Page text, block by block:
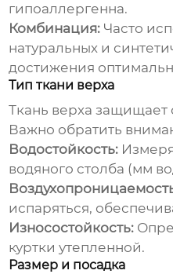
гипоаллергенна.
Комбинация: Часто
натуральных и
достижения
Тип ткани верха
Ткань верха защищает
Важно обратить
Водостойкость:
водяного столба (мм
испаряться,
Износостойкость:
куртки утепленной.
Размер и посадка